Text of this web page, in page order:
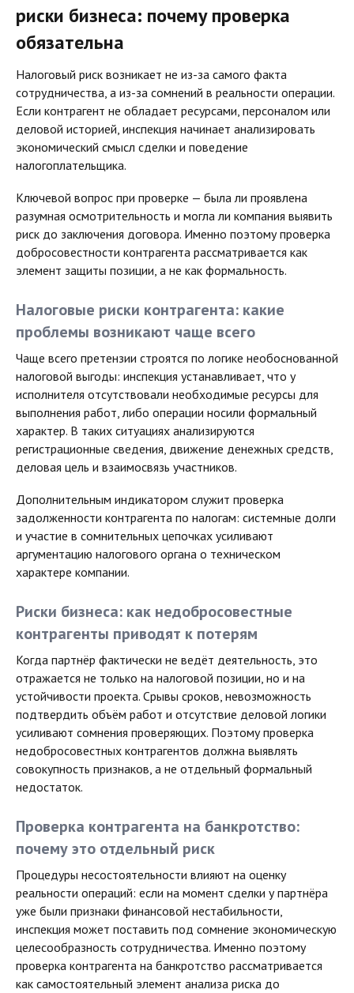
риски бизнеса: почему проверка
обязательна
Налоговый риск возникает не из-за самого факта
сотрудничества, а из-за сомнений в реальности операции.
Если контрагент не обладает ресурсами, персоналом или
деловой историей, инспекция начинает анализировать
экономический смысл сделки и поведение
налогоплательщика.
Ключевой вопрос при проверке — была ли проявлена
разумная осмотрительность и могла ли компания выявить
риск до заключения договора. Именно поэтому проверка
добросовестности контрагента рассматривается как
элемент защиты позиции, а не как формальность.
Налоговые риски контрагента: какие
проблемы возникают чаще всего
Чаще всего претензии строятся по логике необоснованной
налоговой выгоды: инспекция устанавливает, что у
исполнителя отсутствовали необходимые ресурсы для
выполнения работ, либо операции носили формальный
характер. В таких ситуациях анализируются
регистрационные сведения, движение денежных средств,
деловая цель и взаимосвязь участников.
Дополнительным индикатором служит проверка
задолженности контрагента по налогам: системные долги
и участие в сомнительных цепочках усиливают
аргументацию налогового органа о техническом
характере компании.
Риски бизнеса: как недобросовестные
контрагенты приводят к потерям
Когда партнёр фактически не ведёт деятельность, это
отражается не только на налоговой позиции, но и на
устойчивости проекта. Срывы сроков, невозможность
подтвердить объём работ и отсутствие деловой логики
усиливают сомнения проверяющих. Поэтому проверка
недобросовестных контрагентов должна выявлять
совокупность признаков, а не отдельный формальный
недостаток.
Проверка контрагента на банкротство:
почему это отдельный риск
Процедуры несостоятельности влияют на оценку
реальности операций: если на момент сделки у партнёра
уже были признаки финансовой нестабильности,
инспекция может поставить под сомнение экономическую
целесообразность сотрудничества. Именно поэтому
проверка контрагента на банкротство рассматривается
как самостоятельный элемент анализа риска до